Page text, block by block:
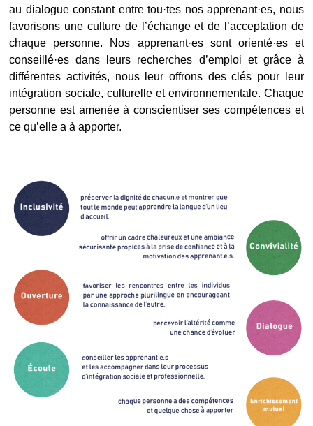
au dialogue constant entre tou·tes nos apprenant·es, nous
favorisons une culture de l’échange et de l’acceptation de
chaque personne. Nos apprenant·es sont orienté·es et
conseillé·es dans leurs recherches d’emploi et grâce à
différentes activités, nous leur offrons des clés pour leur
intégration sociale, culturelle et environnementale. Chaque
personne est amenée à conscientiser ses compétences et
ce qu’elle a à apporter.